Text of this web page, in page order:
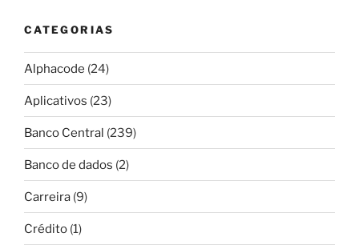
CATEGORIAS
Alphacode (24)
Aplicativos (23)
Banco Central (239)
Banco de dados (2)
Carreira (9)
Crédito (1)